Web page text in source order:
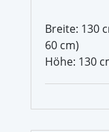
Breite: 130
60 cm)
Höhe: 130